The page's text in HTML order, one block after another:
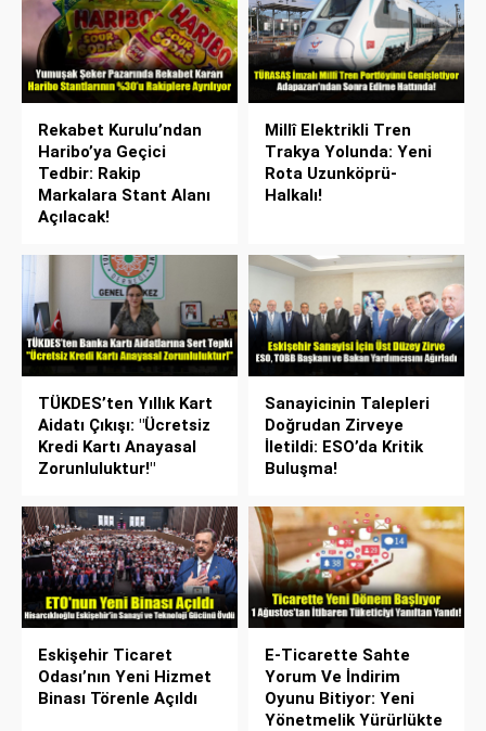
Rekabet Kurulu’ndan
Haribo’ya Geçici
Tedbir: Rakip
Markalara Stant Alanı
Açılacak!
Millî Elektrikli Tren
Trakya Yolunda: Yeni
Rota Uzunköprü-
Halkalı!
TÜKDES’ten Yıllık Kart
Aidatı Çıkışı: "Ücretsiz
Kredi Kartı Anayasal
Zorunluluktur!"
Sanayicinin Talepleri
Doğrudan Zirveye
İletildi: ESO’da Kritik
Buluşma!
Eskişehir Ticaret
Odası’nın Yeni Hizmet
Binası Törenle Açıldı
E-Ticarette Sahte
Yorum Ve İndirim
Oyunu Bitiyor: Yeni
Yönetmelik Yürürlükte